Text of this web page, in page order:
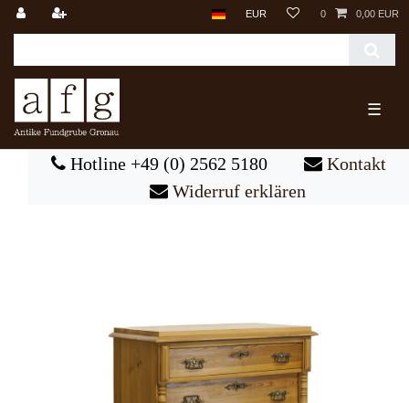
EUR 0 0,00 EUR
☰
Hotline +49 (0) 2562 5180
Kontakt
Widerruf erklären